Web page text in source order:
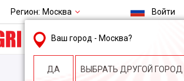
Регион: Москва
Ваш город - Москва?
ДА ВЫБРАТЬ ДРУГОЙ ГОРОД
Войти
msk@ingri.ru
пн. – пт.: 9.00-18.00